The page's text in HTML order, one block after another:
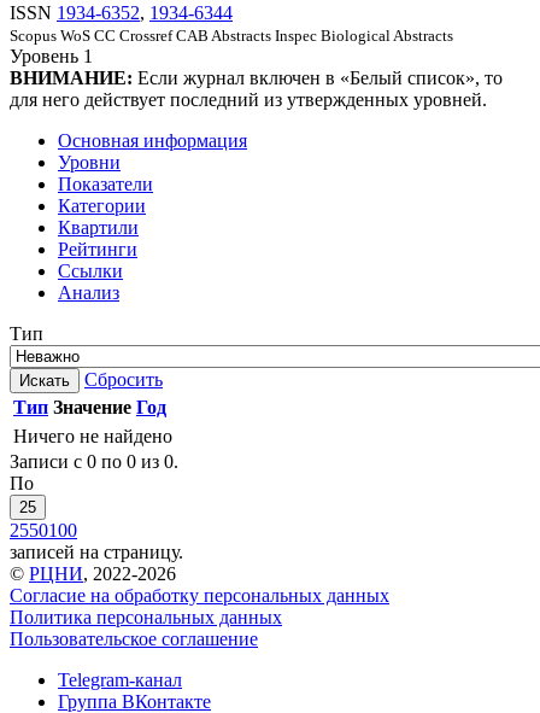
ISSN 1934-6352, 1934-6344
Scopus WoS CC Crossref CAB Abstracts Inspec Biological Abstracts
Уровень 1
ВНИМАНИЕ: Если журнал включен в «Белый список», то
для него действует последний из утвержденных уровней.
Основная информация
Уровни
Показатели
Категории
Квартили
Рейтинги
Ссылки
Анализ
Тип
Искать
Сбросить
Тип Значение Год
Ничего не найдено
Записи с 0 по 0 из 0.
По
25
2550100
записей на страницу.
© РЦНИ, 2022-2026
Согласие на обработку персональных данных
Политика персональных данных
Пользовательское соглашение
Telegram-канал
Группа ВКонтакте